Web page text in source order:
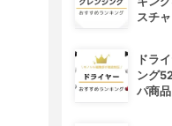
スチ
ドラ
ング
パ商品